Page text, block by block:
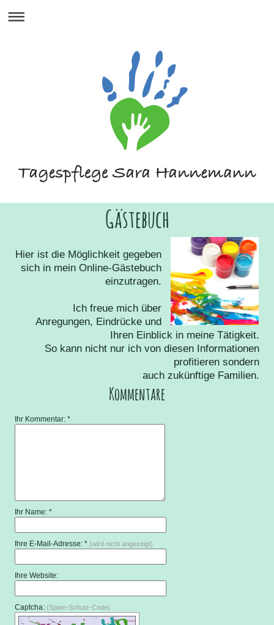
Gästebuch
Hier ist die Möglichkeit gegeben
sich in mein Online-Gästebuch
einzutragen.
Ich freue mich über
Anregungen, Eindrücke und
Ihren Einblick in meine Tätigkeit.
So kann nicht nur ich von diesen Informationen
profitieren sondern
auch zukünftige Familien.
Kommentare
Ihr Kommentar: *
Ihr Name: *
Ihre E-Mail-Adresse: * (wird nicht angezeigt)
Ihre Website:
Captcha: (Spam-Schutz-Code)